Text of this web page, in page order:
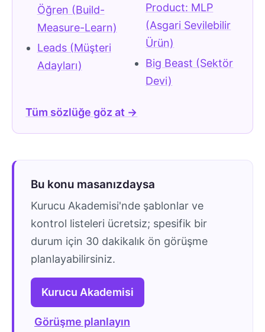
Öğren (Build-
Measure-Learn)
Leads (Müşteri
Adayları)
Product: MLP
(Asgari Sevilebilir
Ürün)
Big Beast (Sektör
Devi)
Tüm sözlüğe göz at →
Bu konu masanızdaysa
Kurucu Akademisi'nde şablonlar ve
kontrol listeleri ücretsiz; spesifik bir
durum için 30 dakikalık ön görüşme
planlayabilirsiniz.
Kurucu Akademisi
Görüşme planlayın